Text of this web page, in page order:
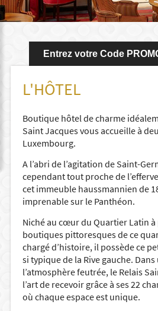
Entrez votre Code
L'HÔTEL
Boutique hôtel de charme
Saint Jacques vous accueille à
Luxembourg.
A l’abri de l’agitation de Saint-
cependant tout proche de
cet immeuble haussmannien de
imprenable sur le Panthéon.
Niché au cœur du Quartier Latin
boutiques pittoresques de ce
chargé d’histoire, il possède ce
si typique de la Rive gauche.
l’atmosphère feutrée, le Relais
l’art de recevoir grâce à ses 22
où chaque espace est unique.